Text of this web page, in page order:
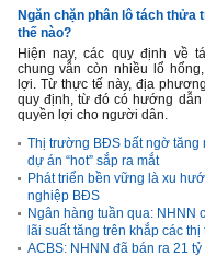
Ngăn chặn phân lô tách thửa
thế nào?
Hiện nay, các quy định về
chung vẫn còn nhiều lổ
lợi. Từ thực tế này, địa
quy định, từ đó có hướng
quyền lợi cho người dân.
Thị trường BĐS bất ngờ tăng
dự án “hot” sắp ra mắt
Phát triển bền vững là xu
nghiệp BĐS
Ngân hàng tuần qua: NHNN
lãi suất tăng trên khắp các
ACBS: NHNN đã bán ra 21